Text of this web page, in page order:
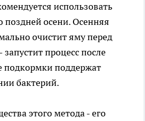
использовать
поздней осени. Осенняя
очистит яму перед
процесс после
подкормки поддержат
бактерий.
этого метода - его